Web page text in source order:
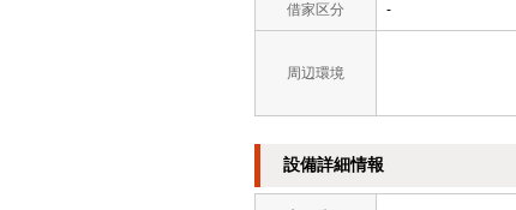
借家区分 -
周辺環境
設備詳細情報